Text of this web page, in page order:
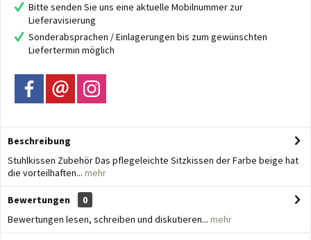
Bitte senden Sie uns eine aktuelle Mobilnummer zur
Lieferavisierung
Sonderabsprachen / Einlagerungen bis zum gewünschten
Liefertermin möglich
Beschreibung
Stuhlkissen Zubehör Das pflegeleichte Sitzkissen der Farbe beige hat
die vorteilhaften... mehr
Bewertungen
0
Bewertungen lesen, schreiben und diskutieren... mehr